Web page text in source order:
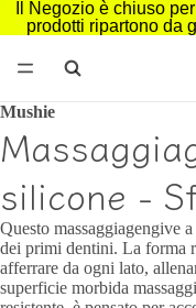
Il Negozio è chiuso
prodotti ripartono da
Mushie
silicone -
Questo massaggiagengive
dei primi dentini. La forma
afferrare da ogni lato,
superficie morbida